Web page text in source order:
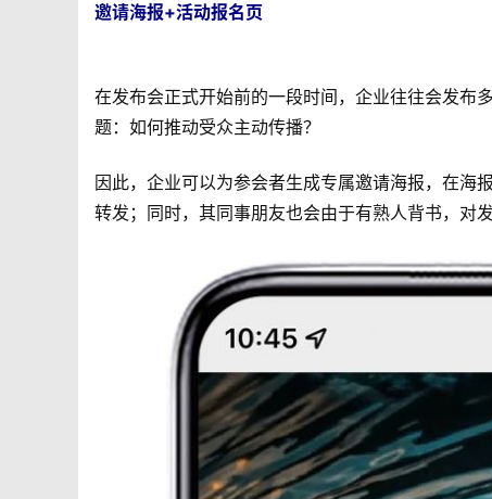
邀请海报+活动报名页
在发布会正式开始前的一段时间，企业往往会发布
题：如何推动受众主动传播？
因此，企业可以为参会者生成专属邀请海报，在海
转发；同时，其同事朋友也会由于有熟人背书，对